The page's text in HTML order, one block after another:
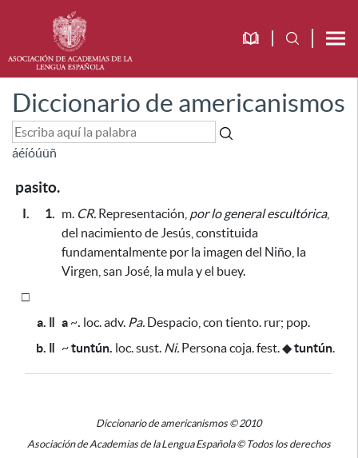
Diccionario de americanismos
áéíóúüñ
pasito.
I. 1. m. CR. Representación, por lo general escultórica,
del nacimiento de Jesús, constituida
fundamentalmente por la imagen del Niño, la
Virgen, san José, la mula y el buey.
□
a. ǁ a ~. loc. adv. Pa. Despacio, con tiento. rur; pop.
b. ǁ ~tuntún. loc. sust. Ni. Persona coja. fest.◆tuntún.
Diccionario de americanismos © 2010
Asociación de Academias de la Lengua Española © Todos los derechos